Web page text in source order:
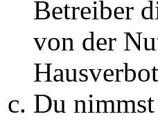
Betreiber
von der
Du